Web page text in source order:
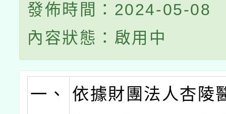
發佈時間：2024-05-08
內容狀態：啟用中
一、
依據財團法人杏陵